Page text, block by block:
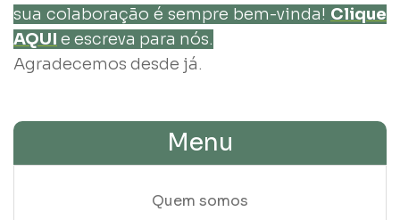
sua colaboração é sempre bem-vinda! Clique
AQUI e escreva para nós.
Agradecemos desde já.
Menu
Quem somos